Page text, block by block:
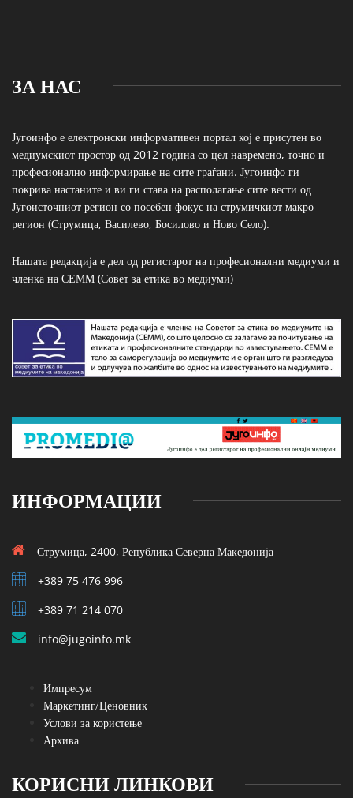
ЗА НАС
Југоинфо е електронски информативен портал кој е присутен во
медиумскиот простор од 2012 година со цел навремено, точно и
професионално информирање на сите граѓани. Југоинфо ги
покрива настаните и ви ги става на располагање сите вести од
Југоисточниот регион со посебен фокус на струмичкиот макро
регион (Струмица, Василево, Босилово и Ново Село).
Нашата редакција е дел од регистарот на професионални медиуми и
членка на СЕММ (Совет за етика во медиуми)
ИНФОРМАЦИИ
Струмица, 2400, Република Северна Македонија
+389 75 476 996
+389 71 214 070
info@jugoinfo.mk
Импресум
Маркетинг/Ценовник
Услови за користење
Архива
КОРИСНИ ЛИНКОВИ